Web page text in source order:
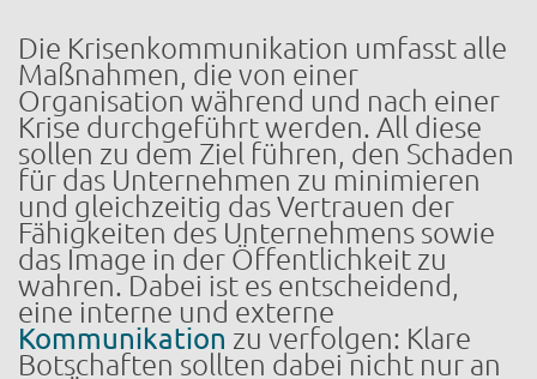
Die Krisenkommunikation umfasst alle
Maßnahmen, die von einer
Organisation während und nach einer
Krise durchgeführt werden. All diese
sollen zu dem Ziel führen, den Schaden
für das Unternehmen zu minimieren
und gleichzeitig das Vertrauen der
Fähigkeiten des Unternehmens sowie
das Image in der Öffentlichkeit zu
wahren. Dabei ist es entscheidend,
eine interne und externe
Kommunikation zu verfolgen: Klare
Botschaften sollten dabei nicht nur an